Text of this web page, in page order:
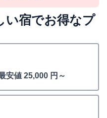
い宿でお得なプ
安値 25,000 円～